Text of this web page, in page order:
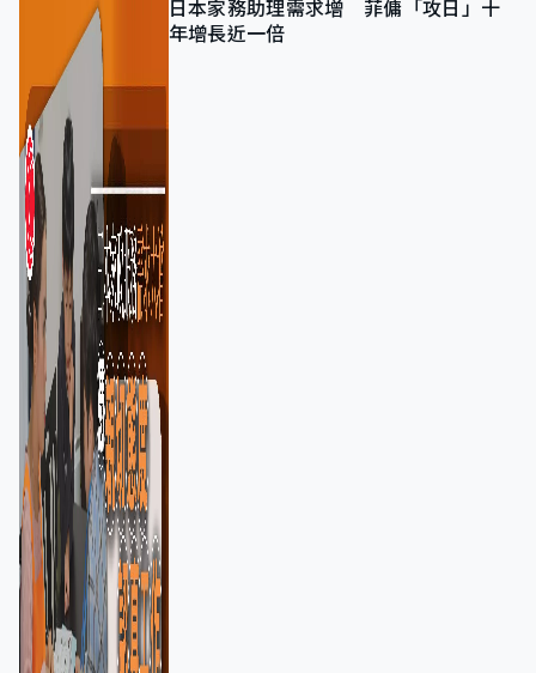
日本家務助理需求增 菲傭「攻日」十
年增長近一倍